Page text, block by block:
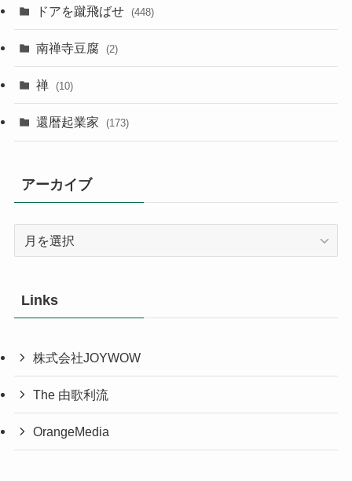
ドアを蹴飛ばせ (448)
南禅寺豆腐 (2)
禅 (10)
還暦起業家 (173)
アーカイブ
Links
株式会社JOYWOW
The 由歌利流
OrangeMedia